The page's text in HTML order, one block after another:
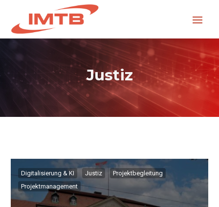
Justiz
Digitalisierung & KI Justiz
Projektbegleitung
Projektmanagement